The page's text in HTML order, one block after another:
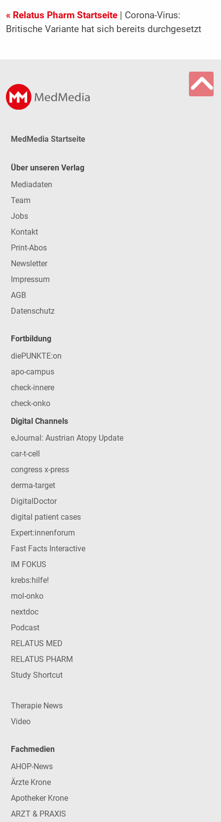
« Relatus Pharm Startseite| Corona-Virus:
Britische Variante hat sich bereits durchgesetzt
MedMedia Startseite
Über unseren Verlag
Mediadaten
Team
Jobs
Kontakt
Print-Abos
Newsletter
Impressum
AGB
Datenschutz
Fortbildung
diePUNKTE:on
apo-campus
check-innere
check-onko
Digital Channels
eJournal: Austrian Atopy Update
car-t-cell
congress x-press
derma-target
DigitalDoctor
digital patient cases
Expert:innenforum
Fast Facts Interactive
IM FOKUS
krebs:hilfe!
mol-onko
nextdoc
Podcast
RELATUS MED
RELATUS PHARM
Study Shortcut
Therapie News
Video
Fachmedien
AHOP-News
Ärzte Krone
Apotheker Krone
ARZT & PRAXIS